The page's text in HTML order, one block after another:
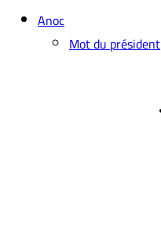
Anoc
Mot du président